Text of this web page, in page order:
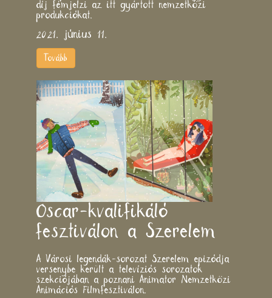
díj fémjelzi az itt gyártott nemzetközi
produkciókat.
2021. június 11.
Tovább
Oscar-kvalifikáló
fesztiválon a Szerelem
A Városi legendák-sorozat Szerelem epizódja
versenybe került a televíziós sorozatok
szekciójában a poznani Animator Nemzetközi
Animációs Filmfesztiválon.